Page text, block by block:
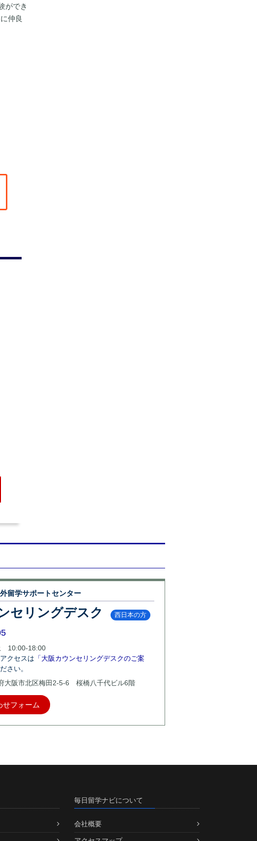
ができ
仲良
留学サポートセンター
セリングデスク 西日本の方
10:00-18:00
クセスは 「大阪カウンセリングデスクのご案
さい。
大阪市北区梅田2-5-6 桜橋八千代ビル6階
せフォーム
毎日留学ナビについて
会社概要